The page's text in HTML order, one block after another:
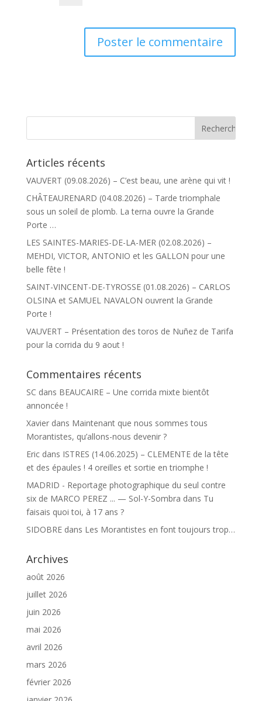
Articles récents
VAUVERT (09.08.2026) – C’est beau, une arène qui vit !
CHÂTEAURENARD (04.08.2026) – Tarde triomphale
sous un soleil de plomb. La terna ouvre la Grande
Porte …
LES SAINTES-MARIES-DE-LA-MER (02.08.2026) –
MEHDI, VICTOR, ANTONIO et les GALLON pour une
belle fête !
SAINT-VINCENT-DE-TYROSSE (01.08.2026) – CARLOS
OLSINA et SAMUEL NAVALON ouvrent la Grande
Porte !
VAUVERT – Présentation des toros de Nuñez de Tarifa
pour la corrida du 9 aout !
Commentaires récents
SC dans BEAUCAIRE – Une corrida mixte bientôt
annoncée !
Xavierdans Maintenant que nous sommes tous
Morantistes, qu’allons-nous devenir ?
Ericdans ISTRES (14.06.2025) – CLEMENTE de la tête
et des épaules ! 4 oreilles et sortie en triomphe !
MADRID - Reportage photographique du seul contre
six de MARCO PEREZ ... — Sol-Y-Sombra dans Tu
faisais quoi toi, à 17 ans ?
SIDOBREdans Les Morantistes en font toujours trop…
Archives
août 2026
juillet 2026
juin 2026
mai 2026
avril 2026
mars 2026
février 2026